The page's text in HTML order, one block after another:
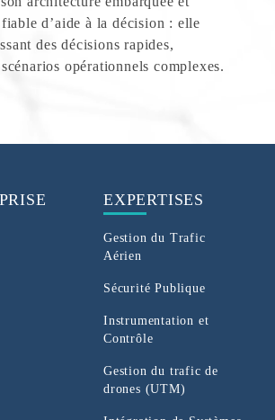
d’aide à la décision : elle
des décisions rapides,
opérationnels complexes.
EXPERTISES
Gestion du Trafic
Aérien
Sécurité Publique
Instrumentation et
Contrôle
Gestion du trafic de
drones (UTM)